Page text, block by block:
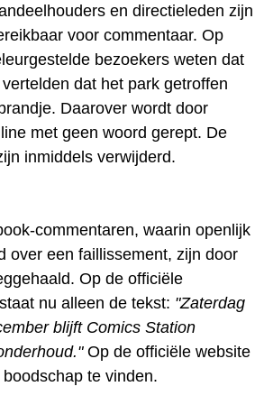
en directieleden zijn
voor commentaar. Op
bezoekers weten dat
dat het park getroffen
Daarover wordt door
met geen woord gerept. De
inmiddels verwijderd.
commentaren, waarin openlijk
over een faillissement, zijn door
Op de officiële
nu alleen de tekst: "Zaterdag
blijft Comics Station
Op de officiële website
te vinden.